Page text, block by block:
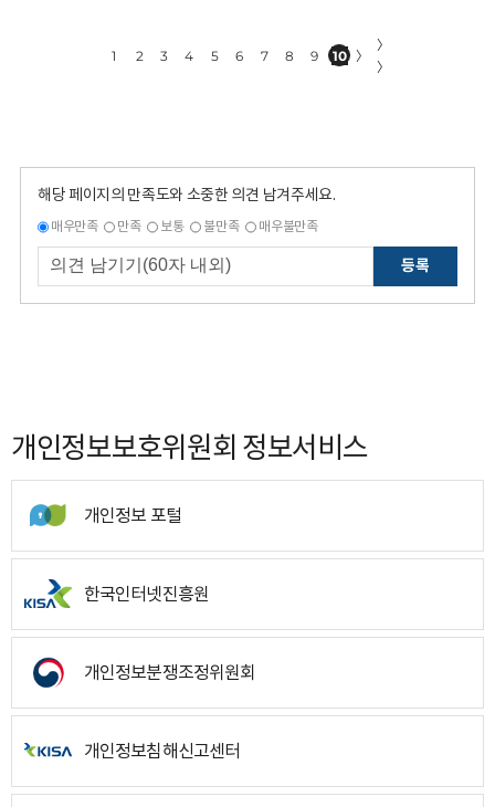
1 2 3 4 5 6 7 8 9 10 〉
〉
〉
해당 페이지의 만족도와 소중한 의견 남겨주세요.
매우만족 만족 보통 불만족 매우불만족
등록
개인정보보호위원회 정보서비스
개인정보 포털
한국인터넷진흥원
개인정보분쟁조정위원회
개인정보침해신고센터